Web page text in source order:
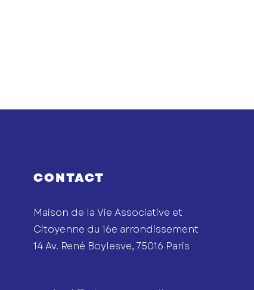
CONTACT
Maison de la Vie Associative et
Citoyenne du 16e arrondissement
14 Av. René Boylesve, 75016 Paris